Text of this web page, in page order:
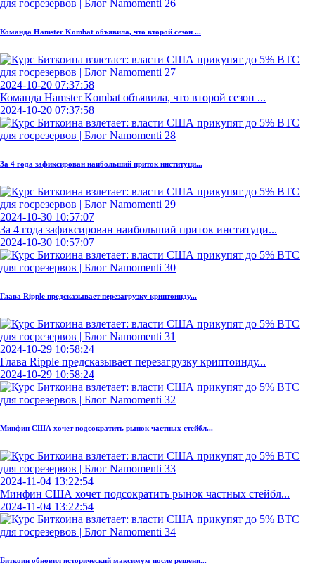
Команда Hamster Kombat объявила, что второй сезон ...
2024-10-20 07:37:58
Команда Hamster Kombat объявила, что второй сезон ...
2024-10-20 07:37:58
За 4 года зафиксирован наибольший приток институци...
2024-10-30 10:57:07
За 4 года зафиксирован наибольший приток институци...
2024-10-30 10:57:07
Глава Ripple предсказывает перезагрузку криптоинду...
2024-10-29 10:58:24
Глава Ripple предсказывает перезагрузку криптоинду...
2024-10-29 10:58:24
Минфин США хочет подсократить рынок частных стейбл...
2024-11-04 13:22:54
Минфин США хочет подсократить рынок частных стейбл...
2024-11-04 13:22:54
Биткоин обновил исторический максимум после решени...